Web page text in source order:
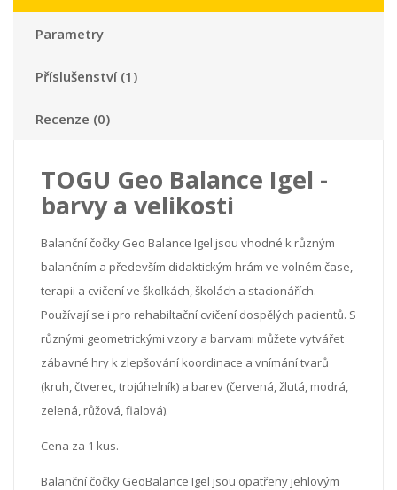
Parametry
Příslušenství (1)
Recenze (0)
TOGU Geo Balance Igel -
barvy a velikosti
Balanční čočky Geo Balance Igel jsou vhodné k různým
balančním a především didaktickým hrám ve volném čase,
terapii a cvičení ve školkách, školách a stacionářích.
Používají se i pro rehabiltační cvičení dospělých pacientů. S
různými geometrickými vzory a barvami můžete vytvářet
zábavné hry k zlepšování koordinace a vnímání tvarů
(kruh, čtverec, trojúhelník) a barev (červená, žlutá, modrá,
zelená, růžová, fialová).
Cena za 1 kus.
Balanční čočky GeoBalance Igel jsou opatřeny jehlovým